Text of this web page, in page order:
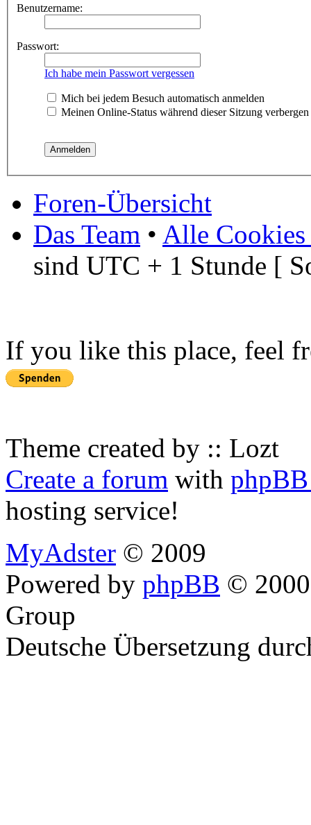
Benutzername:
Passwort:
Ich habe mein Passwort vergessen
Mich bei jedem Besuch automatisch anmelden
Meinen Online-Status während dieser Sitzung verbergen
Foren-Übersicht
Das Team • Alle Cookies
sind UTC + 1 Stunde [
If you like this place, feel
Theme created by :: Lozt
Create a forum with
hosting service!
MyAdster © 2009
Powered by phpBB ©
Group
Deutsche Übersetzung